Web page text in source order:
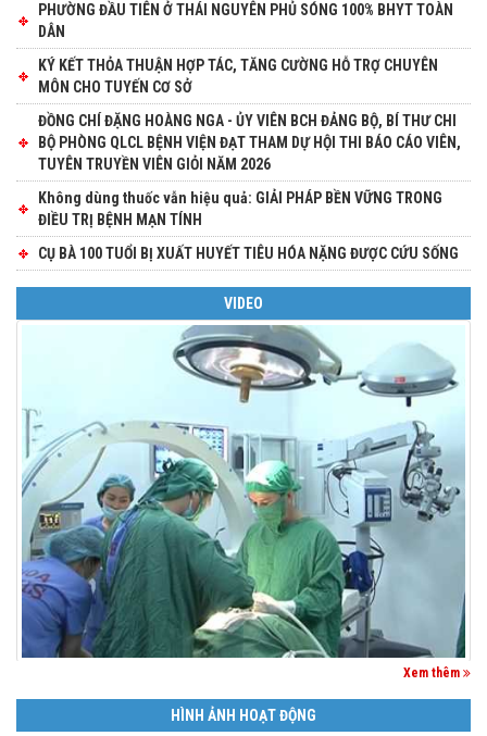
PHƯỜNG ĐẦU TIÊN Ở THÁI NGUYÊN PHỦ SÓNG 100% BHYT TOÀN
DÂN
KÝ KẾT THỎA THUẬN HỢP TÁC, TĂNG CƯỜNG HỖ TRỢ CHUYÊN
MÔN CHO TUYẾN CƠ SỞ
ĐỒNG CHÍ ĐẶNG HOÀNG NGA - ỦY VIÊN BCH ĐẢNG BỘ, BÍ THƯ CHI
BỘ PHÒNG QLCL BỆNH VIỆN ĐẠT THAM DỰ HỘI THI BÁO CÁO VIÊN,
TUYÊN TRUYỀN VIÊN GIỎI NĂM 2026
Không dùng thuốc vẫn hiệu quả: GIẢI PHÁP BỀN VỮNG TRONG
ĐIỀU TRỊ BỆNH MẠN TÍNH
CỤ BÀ 100 TUỔI BỊ XUẤT HUYẾT TIÊU HÓA NẶNG ĐƯỢC CỨU SỐNG
VIDEO
Xem thêm
HÌNH ẢNH HOẠT ĐỘNG